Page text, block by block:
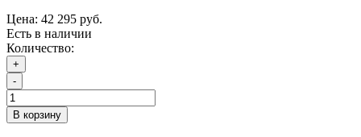
Цена: 42 295 руб.
Есть в наличии
Количество:
+
-
В корзину